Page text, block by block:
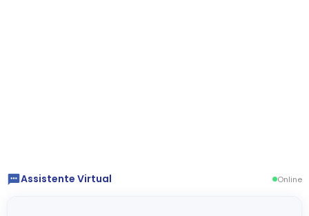
Assistente Virtual Online